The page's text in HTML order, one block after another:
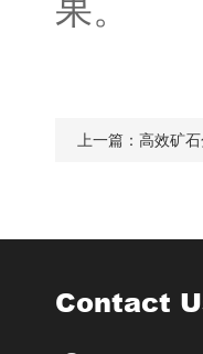
果。
上一篇： 高效矿
Contact